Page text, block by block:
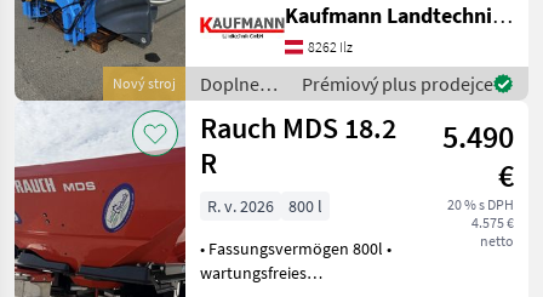
Nový stroj
elektr. beidseitig,
Grenzstreuschirm für halbe
Arbeitsbreite hydr.
Dvojlamelový trúsič,
Sklopací vzo
Kaufmann Landtechnik GmbH
8262 Ilz
Doplnenie
živin a
polievanie
/ Lemken
Prémiový plus prodejce
Rauch MDS 18.2
R
5.490
€
20 % s DPH
4.575 €
netto
R. v. 2026
800 l
• Fassungsvermögen 800l •
wartungsfreies